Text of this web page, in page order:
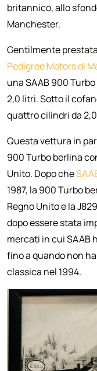
britannico, allo
Manchester.
Gentilmente
Pedigree Motors di
una SAAB 900
2,0 litri. Sotto il
quattro cilindri da
Questa vettura in
900 Turbo berlina
Unito. Dopo che
1987, la 900 Turbo
Regno Unito e la
dopo essere stata
mercati in cui SAAB
fino a quando non
classica nel 1994.